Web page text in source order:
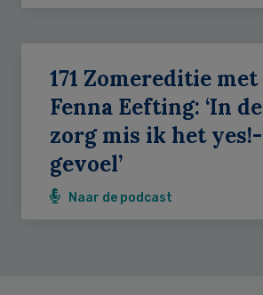
171 Zomereditie met
Fenna Eefting: ‘In de
zorg mis ik het yes!-
gevoel’
Naar de podcast